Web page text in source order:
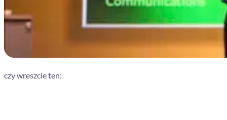
czy wreszcie ten: